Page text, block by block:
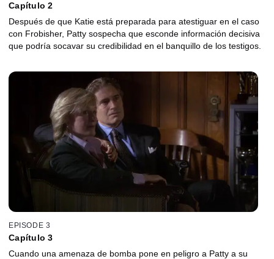
Capítulo 2
Después de que Katie está preparada para atestiguar en el caso
con Frobisher, Patty sospecha que esconde información decisiva
que podría socavar su credibilidad en el banquillo de los testigos.
EPISODE 3
Capítulo 3
Cuando una amenaza de bomba pone en peligro a Patty a su